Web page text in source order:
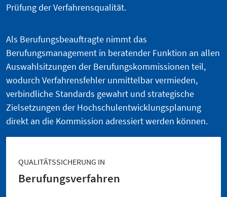
Prüfung der Verfahrensqualität.
Als Berufungsbeauftragte nimmt das
Berufungsmanagement in beratender Funktion an allen
Auswahlsitzungen der Berufungskommissionen teil,
wodurch Verfahrensfehler unmittelbar vermieden,
verbindliche Standards gewahrt und strategische
Zielsetzungen der Hochschulentwicklungsplanung
direkt an die Kommission adressiert werden können.
QUALITÄTSSICHERUNG IN
Berufungsverfahren